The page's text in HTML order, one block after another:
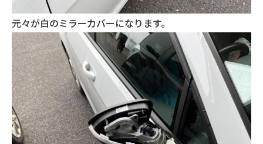
元々が白のミラーカバーになります。